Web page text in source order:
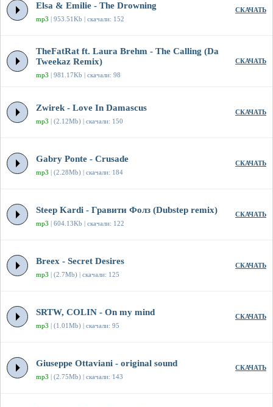
Elsa & Emilie - The Drowning
mp3 | 953.51Kb | скачали: 152
СКАЧАТЬ
TheFatRat ft. Laura Brehm - The Calling (Da
Tweekaz Remix)
mp3 | 981.17Kb | скачали: 98
СКАЧАТЬ
Zwirek - Love In Damascus
mp3 | (2.12Mb) | скачали: 150
СКАЧАТЬ
Gabry Ponte - Crusade
mp3 | (2.28Mb) | скачали: 184
СКАЧАТЬ
Steep Kardi - Гравити Фолз (Dubstep remix)
mp3 | 604.13Kb | скачали: 122
СКАЧАТЬ
Breex - Secret Desires
mp3 | (2.7Mb) | скачали: 125
СКАЧАТЬ
SRTW, COLIN - On my mind
mp3 | (1.01Mb) | скачали: 95
СКАЧАТЬ
Giuseppe Ottaviani - original sound
mp3 | (2.75Mb) | скачали: 143
СКАЧАТЬ